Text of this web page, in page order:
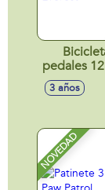
pedales
3 años
NOVEDAD